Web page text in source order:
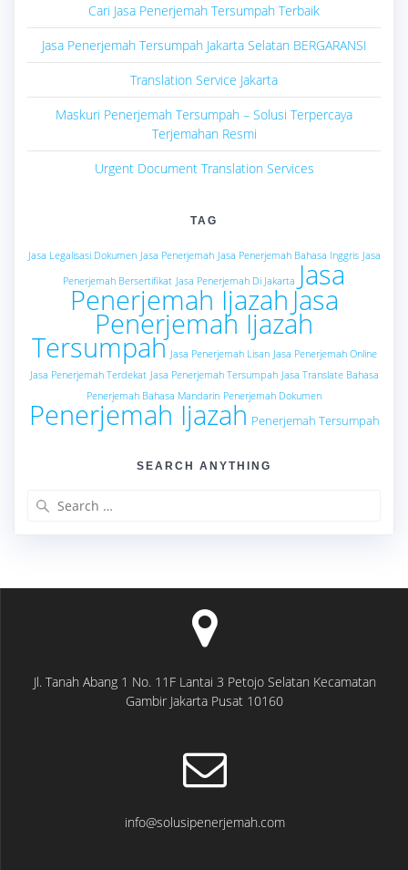
Cari Jasa Penerjemah Tersumpah Terbaik
Jasa Penerjemah Tersumpah Jakarta Selatan BERGARANSI
Translation Service Jakarta
Maskuri Penerjemah Tersumpah – Solusi Terpercaya
Terjemahan Resmi
Urgent Document Translation Services
TAG
Jasa Legalisasi Dokumen Jasa Penerjemah Jasa Penerjemah Bahasa Inggris Jasa
Penerjemah Bersertifikat Jasa Penerjemah Di Jakarta Jasa
Penerjemah Ijazah Jasa
Penerjemah Ijazah
Tersumpah Jasa Penerjemah Lisan Jasa Penerjemah Online
Jasa Penerjemah Terdekat Jasa Penerjemah Tersumpah Jasa Translate Bahasa
Penerjemah Bahasa Mandarin Penerjemah Dokumen
Penerjemah Ijazah Penerjemah Tersumpah
SEARCH ANYTHING
Jl. Tanah Abang 1 No. 11F Lantai 3 Petojo Selatan Kecamatan
Gambir Jakarta Pusat 10160
info@solusipenerjemah.com